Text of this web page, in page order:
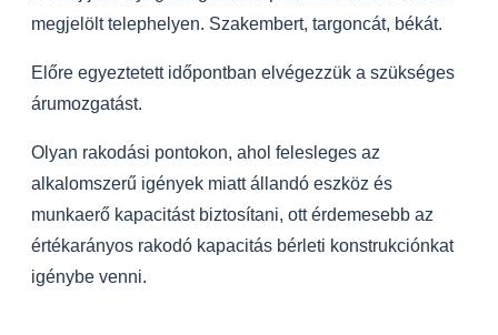
megjelölt telephelyen. Szakembert, targoncát, békát.
Előre egyeztetett időpontban elvégezzük a szükséges
árumozgatást.
Olyan rakodási pontokon, ahol felesleges az
alkalomszerű igények miatt állandó eszköz és
munkaerő kapacitást biztosítani, ott érdemesebb az
értékarányos rakodó kapacitás bérleti konstrukciónkat
igénybe venni.